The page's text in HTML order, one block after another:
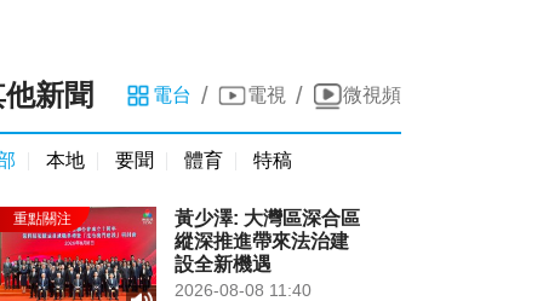
新聞 電台 / 電視 / 微視頻
本地 要聞 體育 特稿
黃少澤: 大灣區深合區
縱深推進帶來法治建
設全新機遇
2026-08-08 11:40